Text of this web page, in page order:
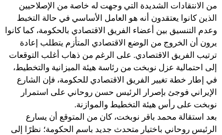
من الانتقادات الشديدة التي وجهت له خاصة من الإصلاحيين
الذين كانوا يعتقدون أنه هو العامل الأساسي في حالة التخبط
وعدم التنسيق بين أعضاء الفريق الاقتصادي بالحكومة، كما كانوا
يرون أن الخروج من الوضع الاقتصادي المتأزم يتطلب إعادة
ترتيب الفريق الاقتصادي. على الرغم من ذهاب أغلب التوقعات
إلى احتمالية عزل نوبخت من رئاسة هيئة الميزانية والتخطيط،
في إطار خطة تغيير الفريق الاقتصادي للحكومة، فإن الشارع
الإيراني فوجئ بإصرار الرئيس حسن روحاني على استمرار
نوبخت على رأس هيئة التخطيط والموازنة.
بعد استقالة محمد باقر نوبخت، كان من المتوقع أن يسارع
الرئيس روحاني باختيار متحدث جديد باسم الحكومة؛ نظرًا إلى